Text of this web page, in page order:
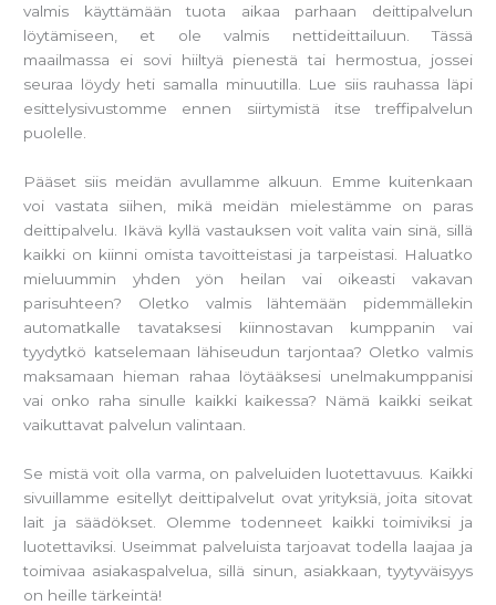
valmis käyttämään tuota aikaa parhaan deittipalvelun
löytämiseen, et ole valmis nettideittailuun. Tässä
maailmassa ei sovi hiiltyä pienestä tai hermostua, jossei
seuraa löydy heti samalla minuutilla. Lue siis rauhassa läpi
esittelysivustomme ennen siirtymistä itse treffipalvelun
puolelle.
Pääset siis meidän avullamme alkuun. Emme kuitenkaan
voi vastata siihen, mikä meidän mielestämme on paras
deittipalvelu. Ikävä kyllä vastauksen voit valita vain sinä, sillä
kaikki on kiinni omista tavoitteistasi ja tarpeistasi. Haluatko
mieluummin yhden yön heilan vai oikeasti vakavan
parisuhteen? Oletko valmis lähtemään pidemmällekin
automatkalle tavataksesi kiinnostavan kumppanin vai
tyydytkö katselemaan lähiseudun tarjontaa? Oletko valmis
maksamaan hieman rahaa löytääksesi unelmakumppanisi
vai onko raha sinulle kaikki kaikessa? Nämä kaikki seikat
vaikuttavat palvelun valintaan.
Se mistä voit olla varma, on palveluiden luotettavuus. Kaikki
sivuillamme esitellyt deittipalvelut ovat yrityksiä, joita sitovat
lait ja säädökset. Olemme todenneet kaikki toimiviksi ja
luotettaviksi. Useimmat palveluista tarjoavat todella laajaa ja
toimivaa asiakaspalvelua, sillä sinun, asiakkaan, tyytyväisyys
on heille tärkeintä!